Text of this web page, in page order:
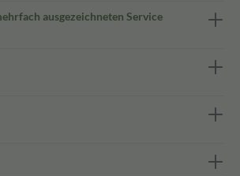
ausgezeichneten Service